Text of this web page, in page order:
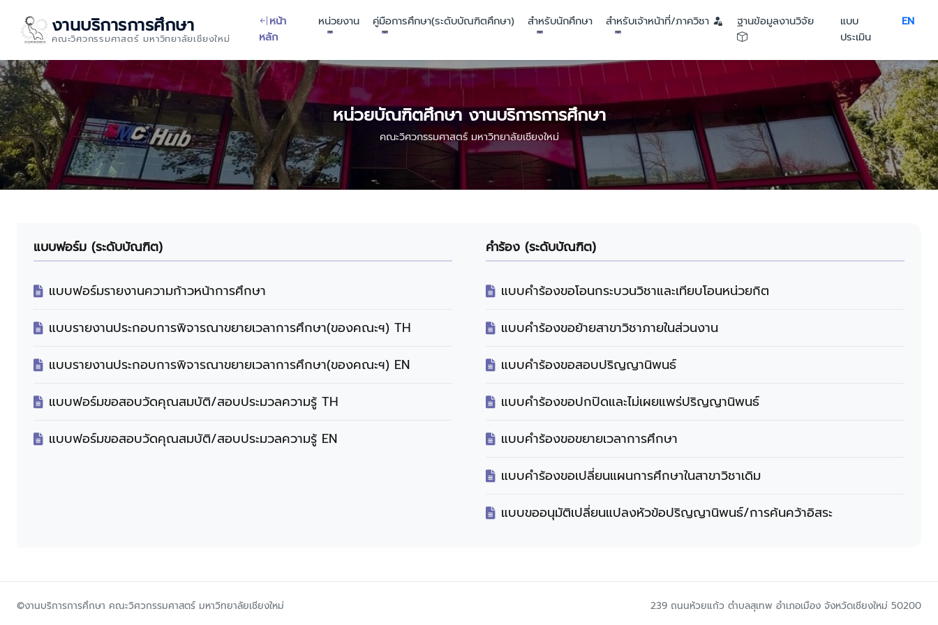
งานบริการการศึกษา
คณะวิศวกรรมศาสตร์ มหาวิทยาลัยเชียงใหม่
หน้า
หลัก
หน่วยงาน คู่มือการศึกษา(ระดับบัณฑิตศึกษา) สำหรับนักศึกษา สำหรับเจ้าหน้าที่/ภาควิชา ฐานข้อมูลงานวิจัย
แบบ
ประเมิน
EN
หน่วยบัณฑิตศึกษา งานบริการการศึกษา
คณะวิศวกรรมศาสตร์ มหาวิทยาลัยเชียงใหม่
แบบฟอร์ม (ระดับบัณฑิต)
แบบฟอร์มรายงานความก้าวหน้าการศึกษา
แบบรายงานประกอบการพิจารณาขยายเวลาการศึกษา(ของคณะฯ) TH
แบบรายงานประกอบการพิจารณาขยายเวลาการศึกษา(ของคณะฯ) EN
แบบฟอร์มขอสอบวัดคุณสมบัติ/สอบประมวลความรู้ TH
แบบฟอร์มขอสอบวัดคุณสมบัติ/สอบประมวลความรู้ EN
คำร้อง (ระดับบัณฑิต)
แบบคำร้องขอโอนกระบวนวิชาและเทียบโอนหน่วยกิต
แบบคำร้องขอย้ายสาขาวิชาภายในส่วนงาน
แบบคำร้องขอสอบปริญญานิพนธ์
แบบคำร้องขอปกปิดและไม่เผยแพร่ปริญญานิพนธ์
แบบคำร้องขอขยายเวลาการศึกษา
แบบคำร้องขอเปลี่ยนแผนการศึกษาในสาขาวิชาเดิม
แบบขออนุมัติเปลี่ยนแปลงหัวข้อปริญญานิพนธ์/การค้นคว้าอิสระ
©งานบริการการศึกษา คณะวิศวกรรมศาสตร์ มหาวิทยาลัยเชียงใหม่ 239 ถนนห้วยแก้ว ตำบลสุเทพ อำเภอเมือง จังหวัดเชียงใหม่ 50200